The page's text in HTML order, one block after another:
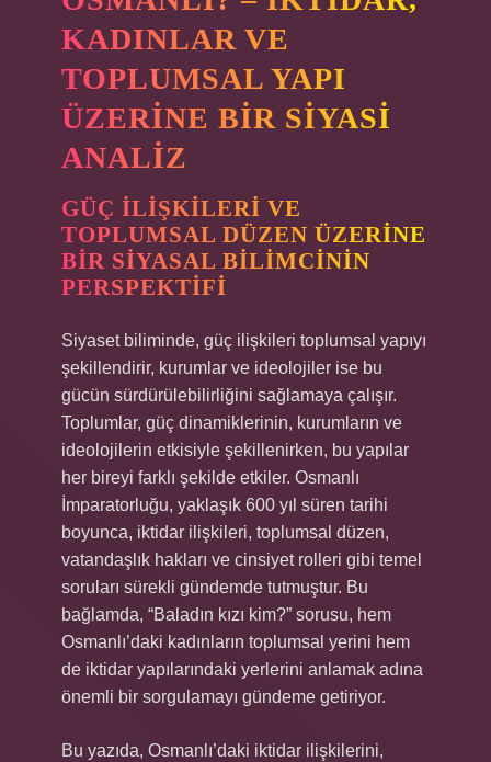
KADINLAR VE
TOPLUMSAL YAPI
ÜZERINE BIR SIYASI
ANALIZ
GÜÇ İLIŞKILERI VE
TOPLUMSAL DÜZEN ÜZERINE
BIR SIYASAL BILIMCININ
PERSPEKTIFI
Siyaset biliminde, güç ilişkileri toplumsal yapıyı
şekillendirir, kurumlar ve ideolojiler ise bu
gücün sürdürülebilirliğini sağlamaya çalışır.
Toplumlar, güç dinamiklerinin, kurumların ve
ideolojilerin etkisiyle şekillenirken, bu yapılar
her bireyi farklı şekilde etkiler. Osmanlı
İmparatorluğu, yaklaşık 600 yıl süren tarihi
boyunca, iktidar ilişkileri, toplumsal düzen,
vatandaşlık hakları ve cinsiyet rolleri gibi temel
soruları sürekli gündemde tutmuştur. Bu
bağlamda, “Baladın kızı kim?” sorusu, hem
Osmanlı’daki kadınların toplumsal yerini hem
de iktidar yapılarındaki yerlerini anlamak adına
önemli bir sorgulamayı gündeme getiriyor.
Bu yazıda, Osmanlı’daki iktidar ilişkilerini,